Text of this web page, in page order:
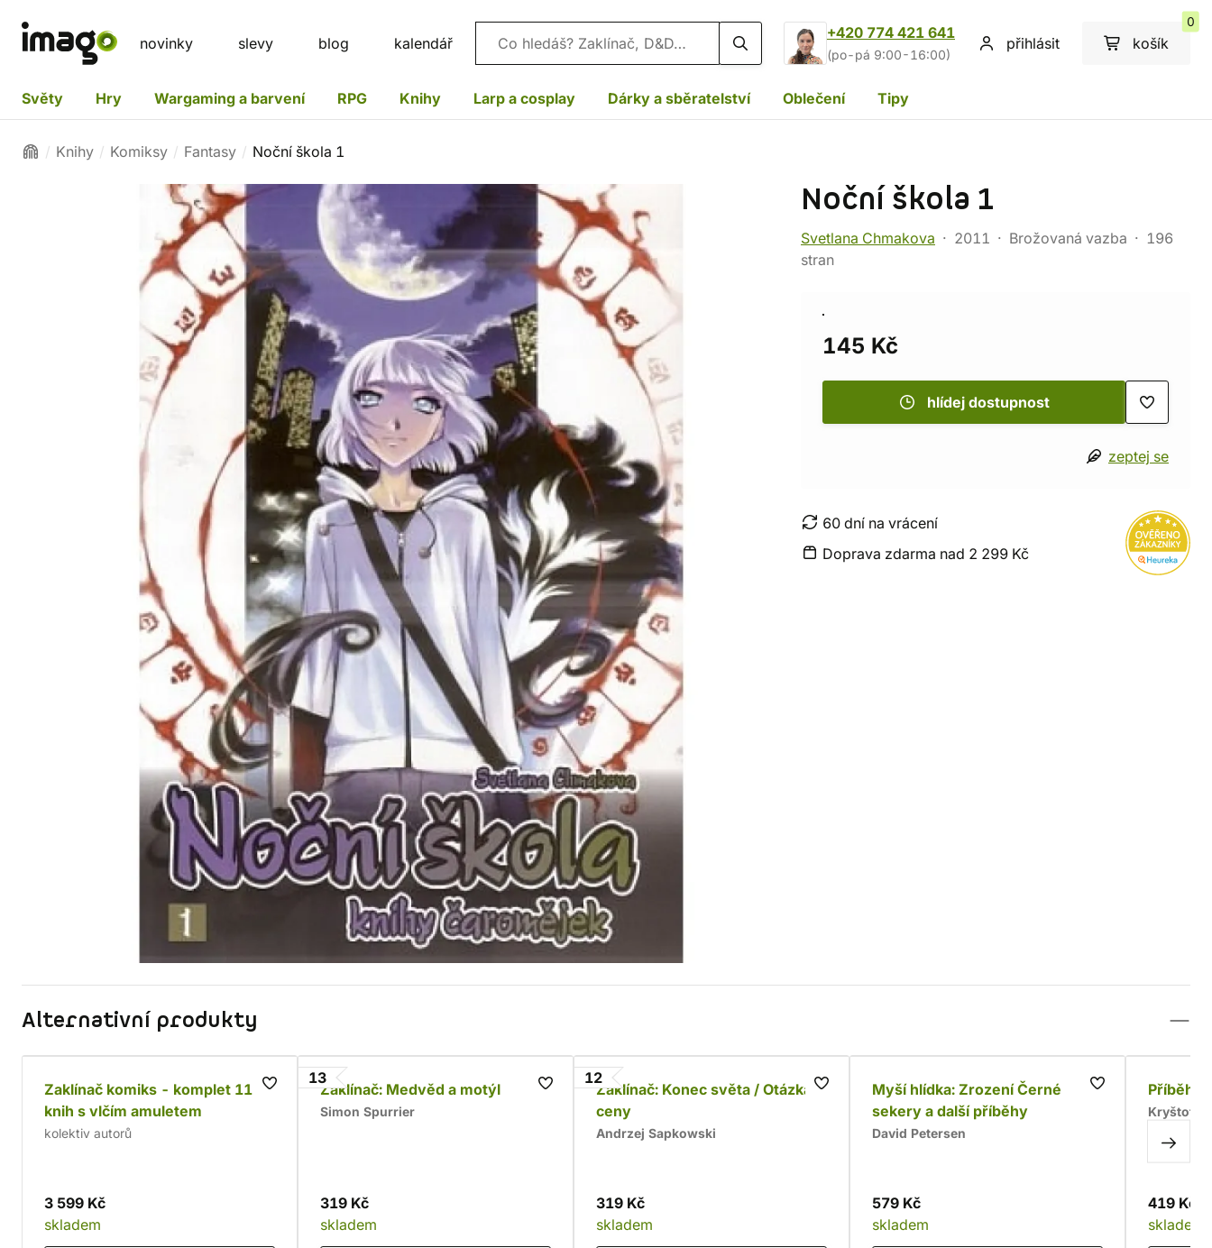
novinky slevy blog kalendář Vyhledávání
+420 774 421 641
(po-pá 9:00-16:00)
přihlásit košík
0
Světy Hry Wargaming a barvení RPG Knihy Larp a cosplay Dárky a sběratelství Oblečení Tipy
Knihy Komiksy Fantasy Noční škola 1
Noční škola 1
Svetlana Chmakova 2011 Brožovaná vazba
196
stran
145 Kč
hlídej dostupnost
zeptej se
60 dní na vrácení
Doprava zdarma nad 2 299 Kč
Alternativní produkty
Zaklínač komiks - komplet 11
knih s vlčím amuletem
kolektiv autorů
3 599 Kč
skladem
13
Zaklínač: Medvěd a motýl
Simon Spurrier
319 Kč
skladem
12
Zaklínač: Konec světa / Otázka
ceny
Andrzej Sapkowski
319 Kč
skladem
Myší hlídka: Zrození Černé
sekery a další příběhy
David Petersen
579 Kč
skladem
Příběhy
Kryštof
419 Kč
skladem